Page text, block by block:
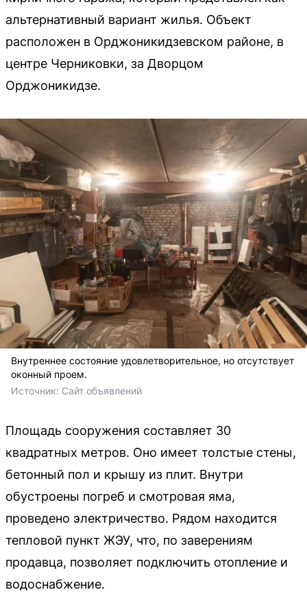
альтернативный вариант жилья. Объект
расположен в Орджоникидзевском районе, в
центре Черниковки, за Дворцом
Орджоникидзе.
Внутреннее состояние удовлетворительное, но отсутствует
оконный проем.
Источник: Сайт объявлений
Площадь сооружения составляет 30
квадратных метров. Оно имеет толстые стены,
бетонный пол и крышу из плит. Внутри
обустроены погреб и смотровая яма,
проведено электричество. Рядом находится
тепловой пункт ЖЭУ, что, по заверениям
продавца, позволяет подключить отопление и
водоснабжение.